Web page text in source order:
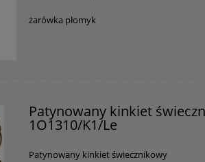
Producentżarówka płomyk
Patynowany kinkiet
1O1310/K1/Le
Patynowany kinkiet świecznikowy